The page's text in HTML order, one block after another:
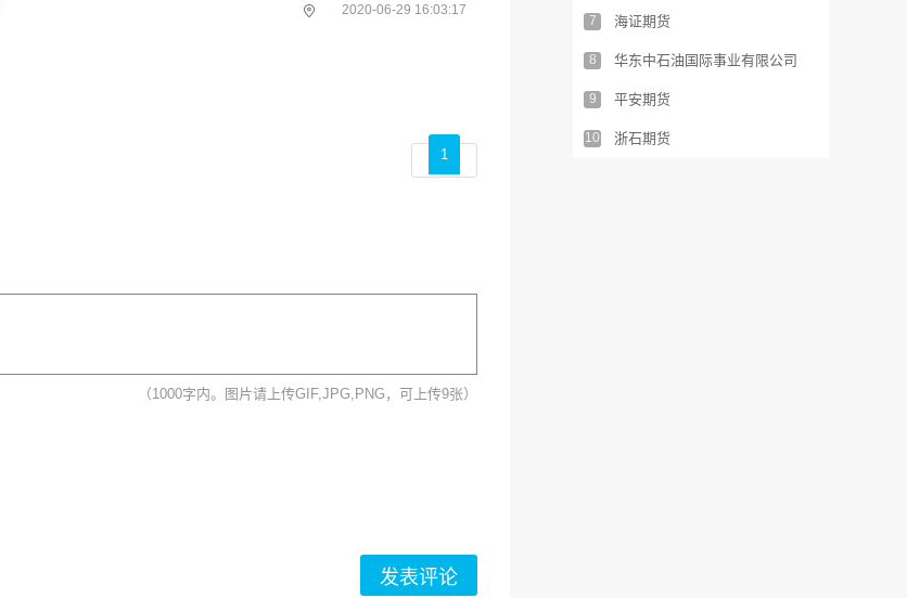
2020-06-29 16:03:17
1
（1000字内。图片请上传GIF,JPG,PNG，可上传9张）
发表评论
7 海证期货
8 华东中石油国际事业有限公司
9 平安期货
10 浙石期货